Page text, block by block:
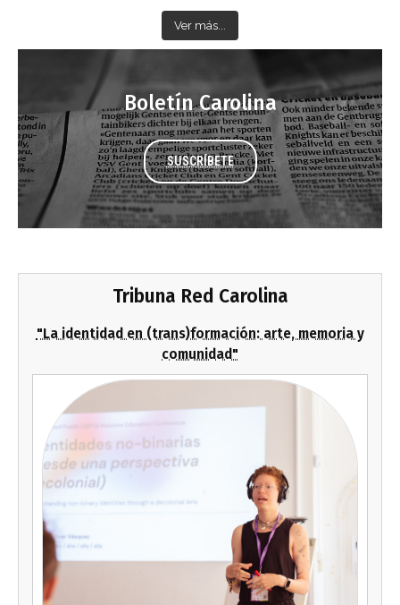
Ver más...
Boletín Carolina
SUSCRÍBETE
Tribuna Red Carolina
"La identidad en (trans)formación: arte, memoria y
comunidad"